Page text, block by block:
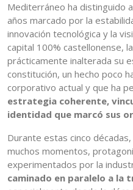
Mediterráneo ha distinguido
años marcado por la
innovación tecnológica y la
capital 100% castellonense,
prácticamente inalterada su
constitución, un hecho poco
corporativo actual y que ha
estrategia coherente,
identidad que marcó sus
Durante estas cinco
muchos momentos,
experimentados por la
caminado en paralelo a la